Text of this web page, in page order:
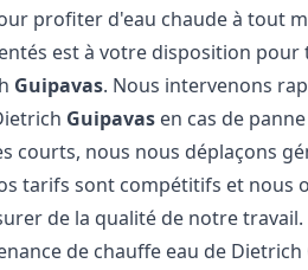
profiter d'eau chaude à tout
est à votre disposition
Guipavas. Nous intervenons
Guipavas en cas de
courts, nous nous déplaçons
tarifs sont compétitifs et nous
de la qualité de notre
de chauffe eau de Dietrich